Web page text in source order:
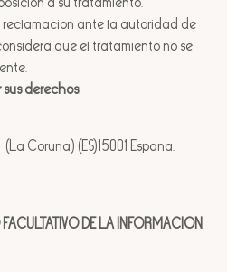
a su tratamiento.
reclamación ante la autoridad de
que el tratamiento no se
derechos:
Coruña) (ES)15001 España.
DE LA INFORMACIÓN